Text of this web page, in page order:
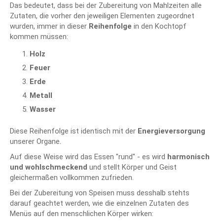
Das bedeutet, dass bei der Zubereitung von Mahlzeiten alle
Zutaten, die vorher den jeweiligen Elementen zugeordnet
wurden, immer in dieser Reihenfolge in den Kochtopf
kommen müssen:
Holz
Feuer
Erde
Metall
Wasser
Diese Reihenfolge ist identisch mit der Energieversorgung
unserer Organe.
Auf diese Weise wird das Essen "rund" - es wird harmonisch
und wohlschmeckend und stellt Körper und Geist
gleichermaßen vollkommen zufrieden.
Bei der Zubereitung von Speisen muss desshalb stehts
darauf geachtet werden, wie die einzelnen Zutaten des
Menüs auf den menschlichen Körper wirken: